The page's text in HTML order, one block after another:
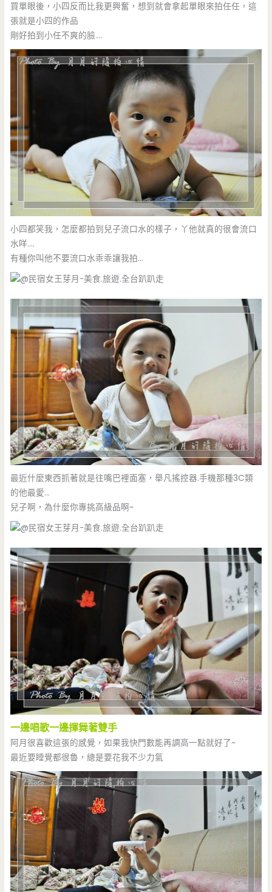
買單眼後，小四反而比我更興奮，想到就會拿起單眼來拍任任，這
張就是小四的作品
剛好拍到小任不爽的臉….
小四都笑我，怎麼都拍到兒子流口水的樣子，丫他就真的很會流口
水咩….
有種你叫他不要流口水乖乖讓我拍…
最近什麼東西抓著就是往嘴巴裡面塞，舉凡搖控器.手機那種3C類
的他最愛…
兒子啊，為什麼你專挑高級品啊~
一邊唱歌一邊揮舞著雙手
阿月很喜歡這張的感覺，如果我快門數能再調高一點就好了~
最近要睡覺都很魯，總是要花我不少力氣